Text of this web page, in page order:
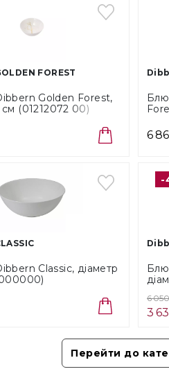
FOREST
Golden Forest,
см (01212072 00)
6
Classic, діаметр
-
6
3
Перейти до